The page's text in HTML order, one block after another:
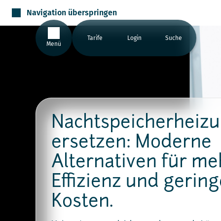
Navigation überspringen
Menü
Tarife Login Suche
ersetzen: Moderne
Alternativen für
Effizienz und
Kosten.